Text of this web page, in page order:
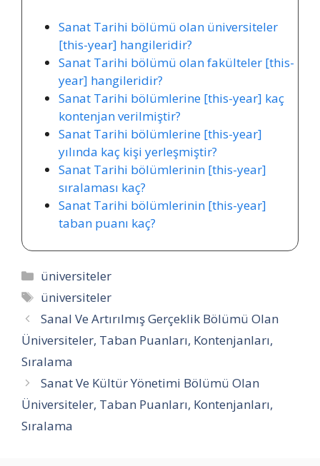
Sanat Tarihi bölümü olan üniversiteler
[this-year] hangileridir?
Sanat Tarihi bölümü olan fakülteler [this-
year] hangileridir?
Sanat Tarihi bölümlerine [this-year] kaç
kontenjan verilmiştir?
Sanat Tarihi bölümlerine [this-year]
yılında kaç kişi yerleşmiştir?
Sanat Tarihi bölümlerinin [this-year]
sıralaması kaç?
Sanat Tarihi bölümlerinin [this-year]
taban puanı kaç?
Kategoriler
üniversiteler
Etiketler
üniversiteler
Sanal Ve Artırılmış Gerçeklik Bölümü Olan
Üniversiteler, Taban Puanları, Kontenjanları,
Sıralama
Sanat Ve Kültür Yönetimi Bölümü Olan
Üniversiteler, Taban Puanları, Kontenjanları,
Sıralama